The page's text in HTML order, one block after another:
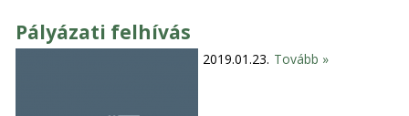
Pályázati felhívás
2019.01.23. Tovább »